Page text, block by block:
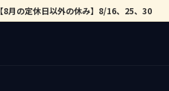
【8月の定休日以外の休み】8/16、25、30